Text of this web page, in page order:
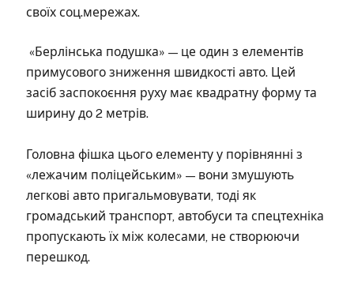
своїх соц.мережах.
«Берлінська подушка» — це один з елементів
примусового зниження швидкості авто. Цей
засіб заспокоєння руху має квадратну форму та
ширину до 2 метрів.
Головна фішка цього елементу у порівнянні з
«лежачим поліцейським» — вони змушують
легкові авто пригальмовувати, тоді як
громадський транспорт, автобуси та спецтехніка
пропускають їх між колесами, не створюючи
перешкод.